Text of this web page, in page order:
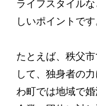
ライフスタイル
しいポイントです
たとえば、秩父
して、独身者の
わ町では地域で婚